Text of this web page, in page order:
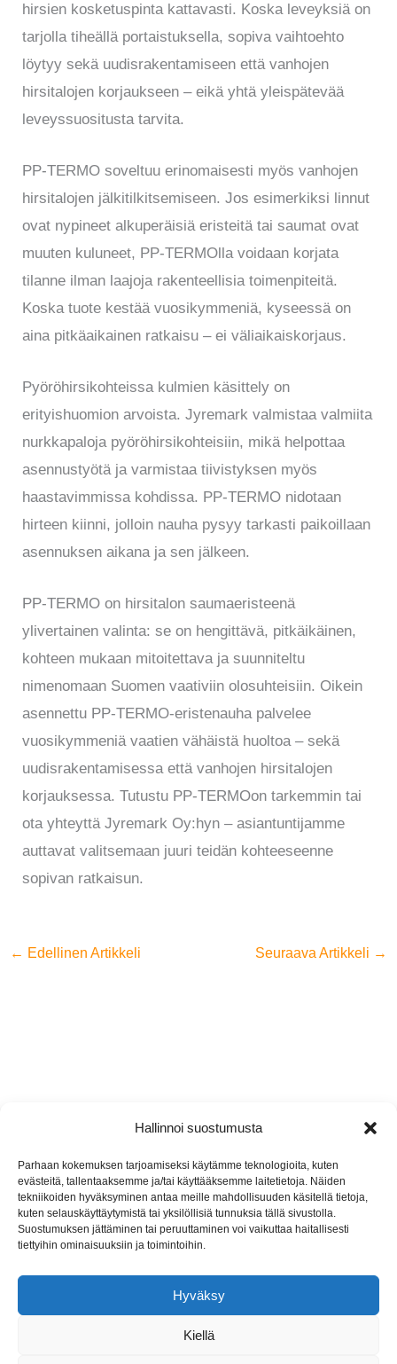
Hallinnoi suostumusta
Parhaan kokemuksen tarjoamiseksi käytämme teknologioita, kuten
evästeitä, tallentaaksemme ja/tai käyttääksemme laitetietoja. Näiden
tekniikoiden hyväksyminen antaa meille mahdollisuuden käsitellä tietoja,
kuten selauskäyttäytymistä tai yksilöllisiä tunnuksia tällä sivustolla.
Suostumuksen jättäminen tai peruuttaminen voi vaikuttaa haitallisesti
tiettyihin ominaisuuksiin ja toimintoihin.
Hyväksy
Kiellä
hirsien kosketuspinta kattavasti. Koska leveyksiä on
tarjolla tiheällä portaistuksella, sopiva vaihtoehto
löytyy sekä uudisrakentamiseen että vanhojen
hirsitalojen korjaukseen – eikä yhtä yleispätevää
leveyssuositusta tarvita.
PP-TERMO soveltuu erinomaisesti myös vanhojen
hirsitalojen jälkitilkitsemiseen. Jos esimerkiksi linnut
ovat nypineet alkuperäisiä eristeitä tai saumat ovat
muuten kuluneet, PP-TERMOlla voidaan korjata
tilanne ilman laajoja rakenteellisia toimenpiteitä.
Koska tuote kestää vuosikymmeniä, kyseessä on
aina pitkäaikainen ratkaisu – ei väliaikaiskorjaus.
Pyöröhirsikohteissa kulmien käsittely on
erityishuomion arvoista. Jyremark valmistaa valmiita
nurkkapaloja pyöröhirsikohteisiin, mikä helpottaa
asennustyötä ja varmistaa tiivistyksen myös
haastavimmissa kohdissa. PP-TERMO nidotaan
hirteen kiinni, jolloin nauha pysyy tarkasti paikoillaan
asennuksen aikana ja sen jälkeen.
PP-TERMO on hirsitalon saumaeristeenä
ylivertainen valinta: se on hengittävä, pitkäikäinen,
kohteen mukaan mitoitettava ja suunniteltu
nimenomaan Suomen vaativiin olosuhteisiin. Oikein
asennettu PP-TERMO-eristenauha palvelee
vuosikymmeniä vaatien vähäistä huoltoa – sekä
uudisrakentamisessa että vanhojen hirsitalojen
korjauksessa. Tutustu PP-TERMOon tarkemmin tai
ota yhteyttä Jyremark Oy:hyn – asiantuntijamme
auttavat valitsemaan juuri teidän kohteeseenne
sopivan ratkaisun.
← Edellinen Artikkeli Seuraava Artikkeli →
Jyremark Oy
Jämsänkoskentie 2, 42440 Koskenpää
(014) 767 130
info@jyremark.fi